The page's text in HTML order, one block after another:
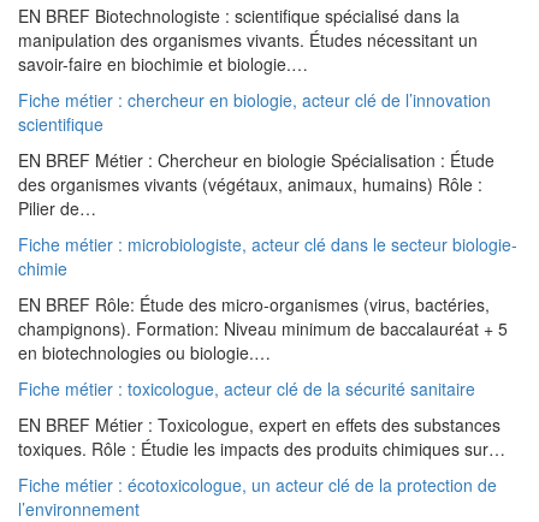
EN BREF Biotechnologiste : scientifique spécialisé dans la
manipulation des organismes vivants. Études nécessitant un
savoir-faire en biochimie et biologie.…
Fiche métier : chercheur en biologie, acteur clé de l’innovation
scientifique
EN BREF Métier : Chercheur en biologie Spécialisation : Étude
des organismes vivants (végétaux, animaux, humains) Rôle :
Pilier de…
Fiche métier : microbiologiste, acteur clé dans le secteur biologie-
chimie
EN BREF Rôle: Étude des micro-organismes (virus, bactéries,
champignons). Formation: Niveau minimum de baccalauréat + 5
en biotechnologies ou biologie.…
Fiche métier : toxicologue, acteur clé de la sécurité sanitaire
EN BREF Métier : Toxicologue, expert en effets des substances
toxiques. Rôle : Étudie les impacts des produits chimiques sur…
Fiche métier : écotoxicologue, un acteur clé de la protection de
l’environnement